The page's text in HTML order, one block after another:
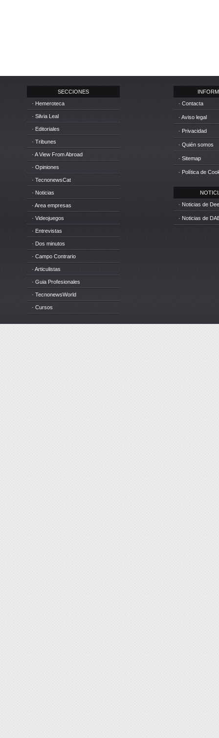
SECCIONES
· Hemeroteca
· Silvia Leal
· Editoriales
· Tribunes
· A View From Abroad
· Opiniones
· TecnonewsCat
· Noticias
· Area empresas
· Videojuegos
· Entrevistas
· Dos minutos
· Campo Contrario
· Articulistas
· Guia Profesionales
· TecnonewsWorld
· Cursos
· Contacta
· Aviso legal
· Privacidad
· Quién somos
· Sitemap
· Política de
· Noticias de
· Noticias de